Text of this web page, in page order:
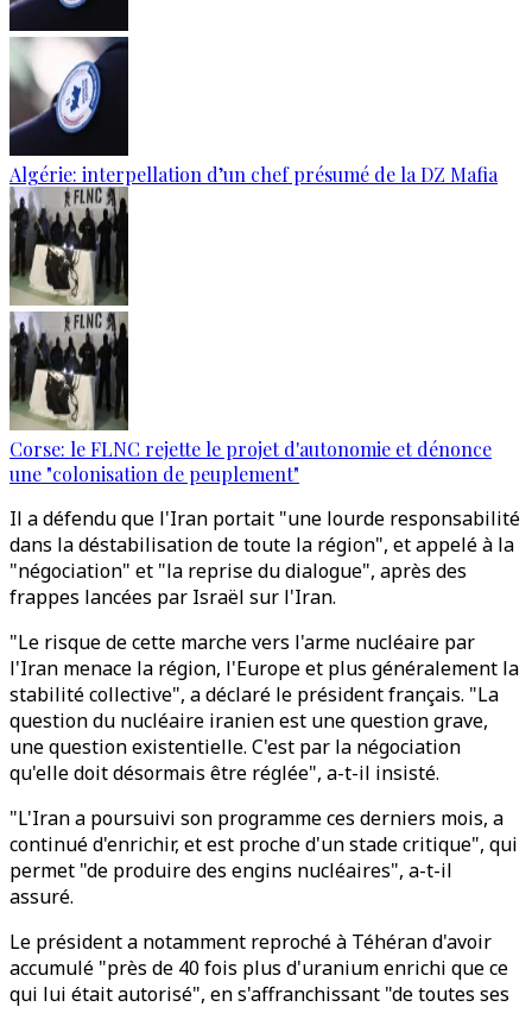
Algérie: interpellation d’un chef présumé de la DZ Mafia
Corse: le FLNC rejette le projet d'autonomie et dénonce
une "colonisation de peuplement"
Il a défendu que l'Iran portait "une lourde responsabilité
dans la déstabilisation de toute la région", et appelé à la
"négociation" et "la reprise du dialogue", après des
frappes lancées par Israël sur l'Iran.
"Le risque de cette marche vers l'arme nucléaire par
l'Iran menace la région, l'Europe et plus généralement la
stabilité collective", a déclaré le président français. "La
question du nucléaire iranien est une question grave,
une question existentielle. C'est par la négociation
qu'elle doit désormais être réglée", a-t-il insisté.
"L'Iran a poursuivi son programme ces derniers mois, a
continué d'enrichir, et est proche d'un stade critique", qui
permet "de produire des engins nucléaires", a-t-il
assuré.
Le président a notamment reproché à Téhéran d'avoir
accumulé "près de 40 fois plus d'uranium enrichi que ce
qui lui était autorisé", en s'affranchissant "de toutes ses